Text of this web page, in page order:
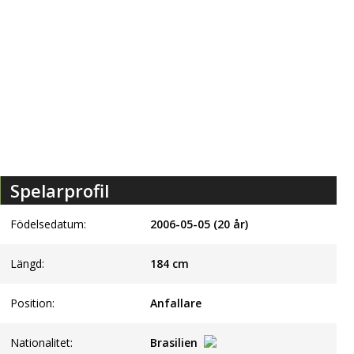
Spelarprofil
Födelsedatum: 2006-05-05 (20 år)
Längd: 184cm
Position: Anfallare
Nationalitet: Brasilien